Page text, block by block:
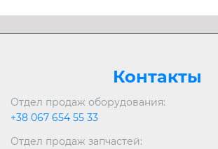
Контакты
Отдел продаж оборудования:
+38 067 654 55 33
Отдел продаж запчастей: